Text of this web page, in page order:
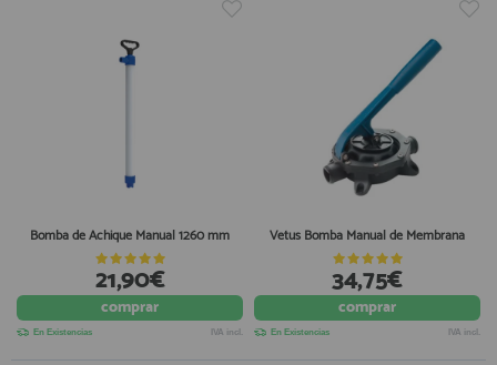
Bomba de Achique Manual 1260 mm
21,90€
comprar
En Existencias IVA incl.
Vetus Bomba Manual de Membrana
34,75€
comprar
En Existencias IVA incl.